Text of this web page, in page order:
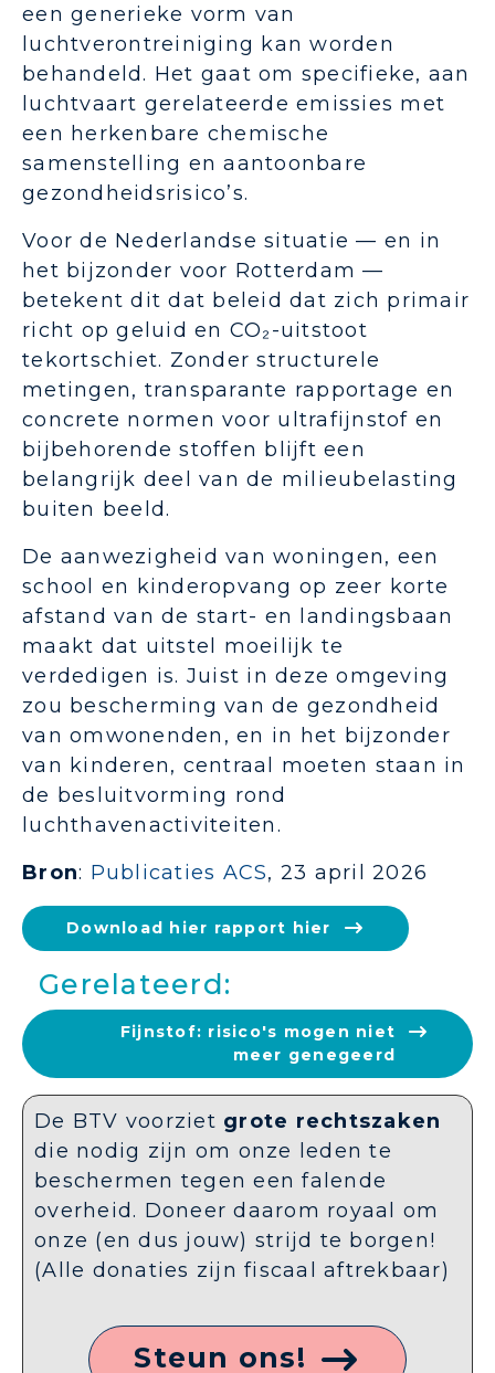
een generieke vorm van
luchtverontreiniging kan worden
behandeld. Het gaat om specifieke, aan
luchtvaart gerelateerde emissies met
een herkenbare chemische
samenstelling en aantoonbare
gezondheidsrisico’s.
Voor de Nederlandse situatie — en in
het bijzonder voor Rotterdam —
betekent dit dat beleid dat zich primair
richt op geluid en CO₂-uitstoot
tekortschiet. Zonder structurele
metingen, transparante rapportage en
concrete normen voor ultrafijnstof en
bijbehorende stoffen blijft een
belangrijk deel van de milieubelasting
buiten beeld.
De aanwezigheid van woningen, een
school en kinderopvang op zeer korte
afstand van de start- en landingsbaan
maakt dat uitstel moeilijk te
verdedigen is. Juist in deze omgeving
zou bescherming van de gezondheid
van omwonenden, en in het bijzonder
van kinderen, centraal moeten staan in
de besluitvorming rond
luchthavenactiviteiten.
Bron: Publicaties ACS, 23 april 2026
Download hier rapport hier
Gerelateerd:
Fijnstof: risico's mogen niet
meer genegeerd
De BTV voorziet grote rechtszaken
die nodig zijn om onze leden te
beschermen tegen een falende
overheid. Doneer daarom royaal om
onze (en dus jouw) strijd te borgen!
(Alle donaties zijn fiscaal aftrekbaar)
Steun ons!